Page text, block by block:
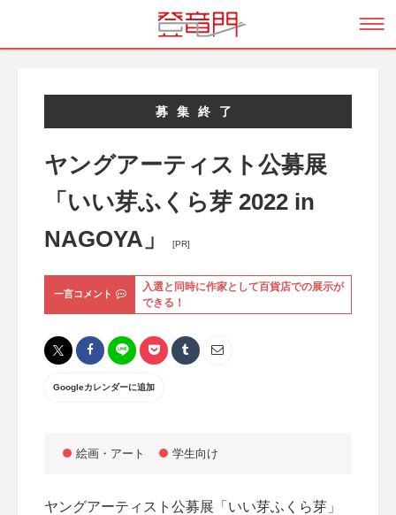
募集終了
ヤングアーティスト公募展
「いい芽ふくら芽 2022 in
NAGOYA」
[PR]
一言コメント
入選と同時に作家として百貨店での展示が
できる！
Googleカレンダーに追加
絵画・アート 学生向け
ヤングアーティスト公募展「いい芽ふくら芽」